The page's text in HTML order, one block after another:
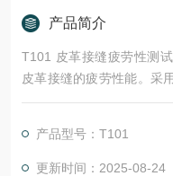
产品简介
T101 皮革接缝疲劳性测
皮革接缝的疲劳性能。采
应力。操作简便，能快速
程中的可靠性。
产品型号：T101
更新时间：2025-08-24